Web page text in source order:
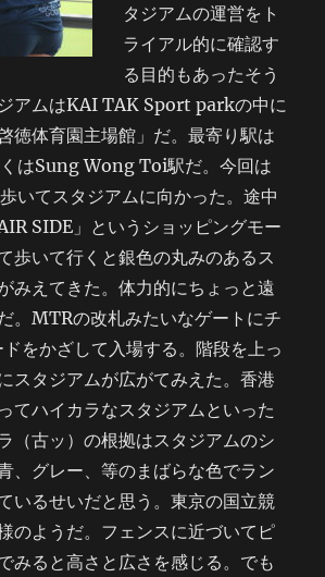
タジアムの運営をト
ライアル的に確認す
る目的もあったそう
アムはKAI TAK Sport parkの中に
徳体育園主場館」だ。最寄り駅は
はSung Wong Toi駅だ。今回は
いてスタジアムに向かった。途中
SIDE」というショッピングモー
歩いて行くと銀色の丸みのあるス
みえてきた。体力的にちょっと遠
。MTRの改札みたいなゲートにチ
をかざして入場する。階段を上っ
スタジアムが広がてみえた。香港
てハイカラなスタジアムといった
（古ッ）の根拠はスタジアムのシ
、グレー、等のまばらな色でラン
いるせいだと思う。東京の国立競
のようだ。フェンスに近づいてピ
みると高さと広さを感じる。でも